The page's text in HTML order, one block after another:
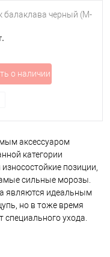
балаклава черный (M-
о наличии
аксессуаром
категории
позиции,
сильные морозы.
являются идеальным
но в тоже время
ухода.